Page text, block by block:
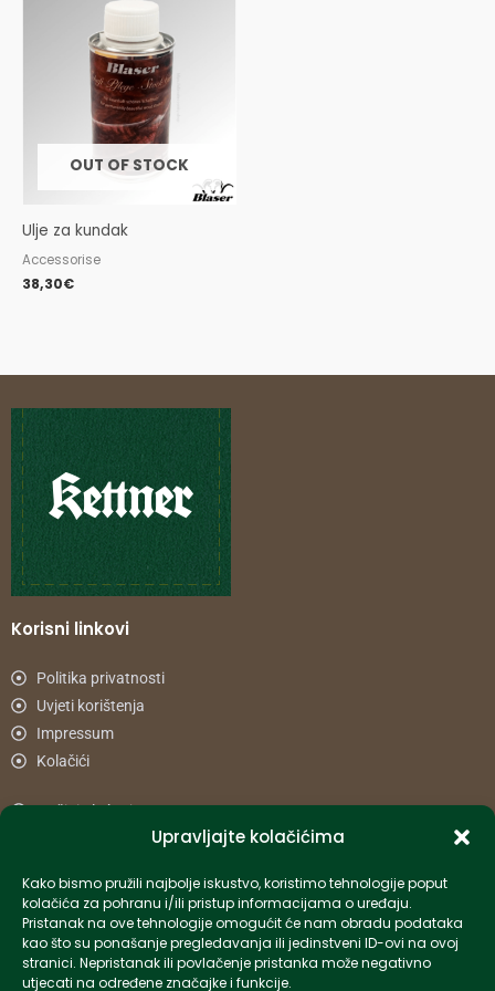
Upravljajte kolačićima
Kako bismo pružili najbolje iskustvo, koristimo tehnologije poput
kolačića za pohranu i/ili pristup informacijama o uređaju.
Pristanak na ove tehnologije omogućit će nam obradu podataka
kao što su ponašanje pregledavanja ili jedinstveni ID-ovi na ovoj
stranici. Nepristanak ili povlačenje pristanka može negativno
utjecati na određene značajke i funkcije.
OUT OF STOCK
Ulje za kundak
Accessorise
38,30€
Korisni linkovi
Politika privatnosti
Uvjeti korištenja
Impressum
Kolačići
Načini plaćanja
Informacije
info-hr@kettner.com